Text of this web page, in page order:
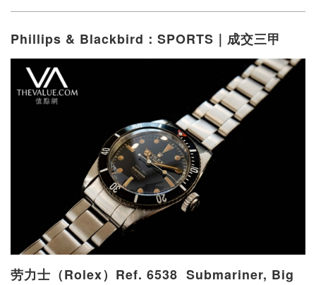
Phillips & Blackbird：SPORTS｜成交三甲
劳力士（Rolex）Ref. 6538 Submariner, Big